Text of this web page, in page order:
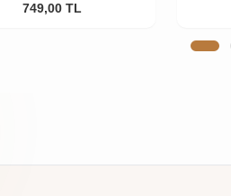
749,00 TL